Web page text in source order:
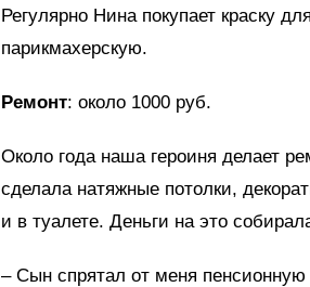
Регулярно Нина покупает краску
парикмахерскую.
Ремонт: около 1000 руб.
Около года наша героиня делает
сделала натяжные потолки,
и в туалете. Деньги на это
– Сын спрятал от меня пенсионную